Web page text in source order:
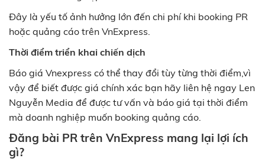
Đây là yếu tố ảnh hưởng lớn đến chi phí khi booking PR
hoặc quảng cáo trên VnExpress.
Thời điểm triển khai chiến dịch
Báo giá Vnexpress có thể thay đổi tùy từng thời điểm,vì
vậy để biết được giá chính xác bạn hãy liên hệ ngay Len
Nguyễn Media để được tư vấn và báo giá tại thời điểm
mà doanh nghiệp muốn booking quảng cáo.
Đăng bài PR trên VnExpress mang lại lợi ích
gì?